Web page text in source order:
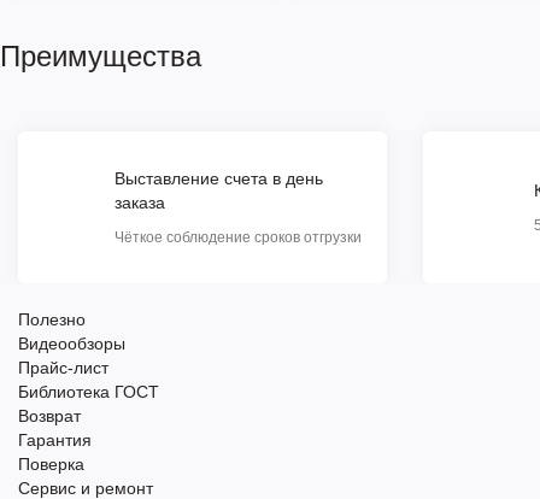
Преимущества
Выставление счета в день
заказа
Чёткое соблюдение сроков отгрузки
Полезно
Видеообзоры
Прайс-лист
Библиотека ГОСТ
Возврат
Гарантия
Поверка
Сервис и ремонт